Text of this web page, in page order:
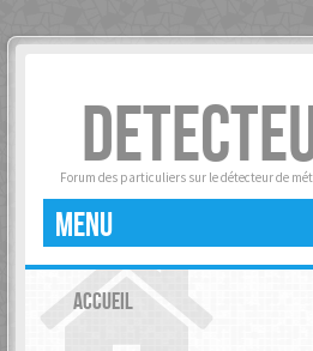
Forum des particuliers sur le détecteur de
MENU
ACCUEIL